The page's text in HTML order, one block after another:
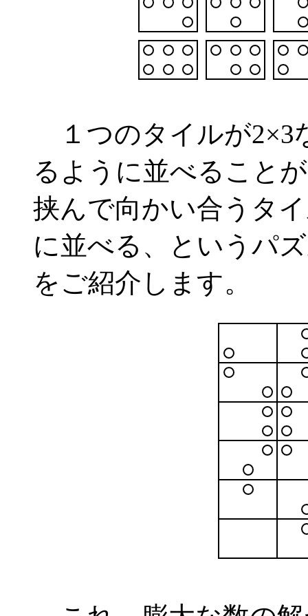
１つのタイルが2×3
るように並べること
挟んで向かい合うタ
に並べる、というパ
をご紹介します。